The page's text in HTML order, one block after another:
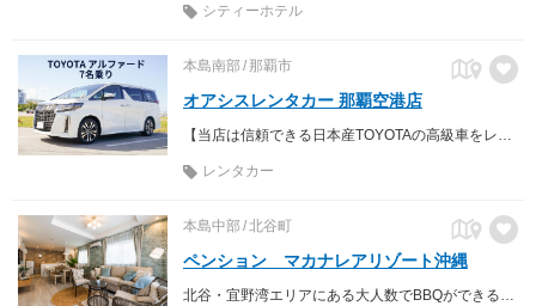
シティーホテル
本島南部 那覇市
オアシスレンタカー 那覇空港店
レンタカー
本島中部 北谷町
ペンション マカナレアリゾート沖縄